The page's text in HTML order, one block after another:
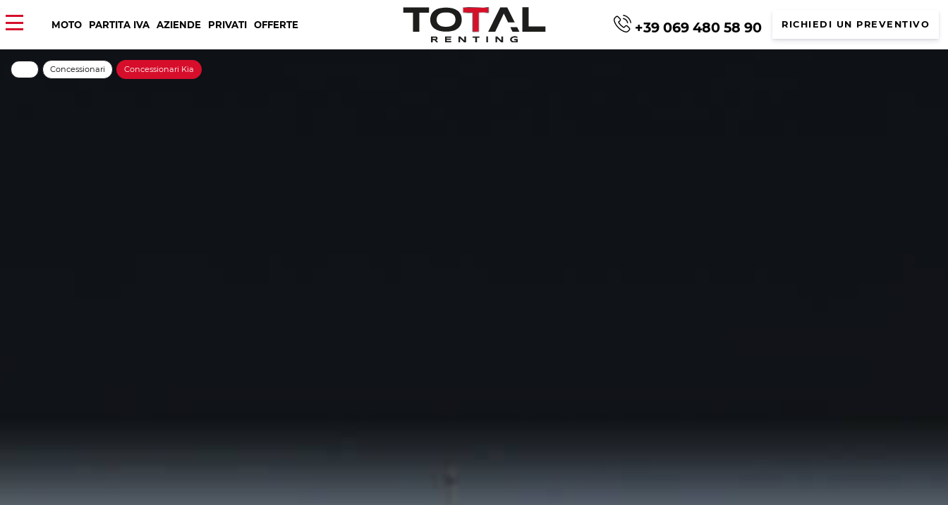
MOTO PARTITA IVA AZIENDE PRIVATI OFFERTE +39 069 480 58 90 RICHIEDI UN PREVENTIVO
Concessionari Concessionari Kia